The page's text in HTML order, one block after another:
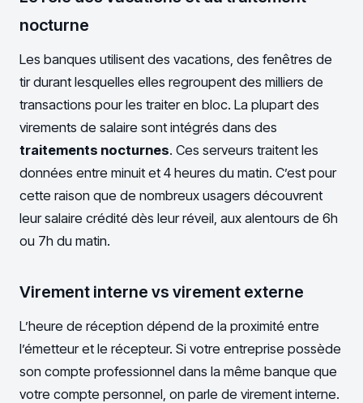
nocturne
Les banques utilisent des vacations, des fenêtres de
tir durant lesquelles elles regroupent des milliers de
transactions pour les traiter en bloc. La plupart des
virements de salaire sont intégrés dans des
traitements nocturnes. Ces serveurs traitent les
données entre minuit et 4 heures du matin. C’est pour
cette raison que de nombreux usagers découvrent
leur salaire crédité dès leur réveil, aux alentours de 6h
ou 7h du matin.
Virement interne vs virement externe
L’heure de réception dépend de la proximité entre
l’émetteur et le récepteur. Si votre entreprise possède
son compte professionnel dans la même banque que
votre compte personnel, on parle de virement interne.